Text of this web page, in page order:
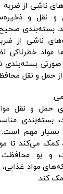
ناشی از ضربه
نقل و
بسته‌بندی
ناشی از
مواد خطرناکی
بسته‌بندی
حمل و نقل
حمل و نقل
بسته‌بندی
مهم
کمک می‌کند تا
و بو
مواد
کند.